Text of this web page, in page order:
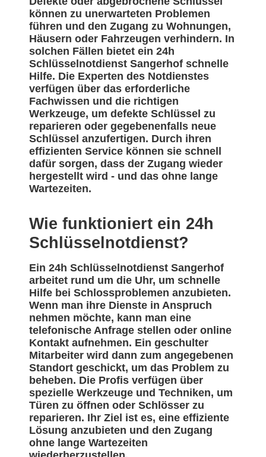
können zu unerwarteten Problemen
führen und den Zugang zu Wohnungen,
Häusern oder Fahrzeugen verhindern. In
solchen Fällen bietet ein 24h
Schlüsselnotdienst Sangerhof schnelle
Hilfe. Die Experten des Notdienstes
verfügen über das erforderliche
Fachwissen und die richtigen
Werkzeuge, um defekte Schlüssel zu
reparieren oder gegebenenfalls neue
Schlüssel anzufertigen. Durch ihren
effizienten Service können sie schnell
dafür sorgen, dass der Zugang wieder
hergestellt wird - und das ohne lange
Wartezeiten.
Wie funktioniert ein 24h
Schlüsselnotdienst?
Ein 24h Schlüsselnotdienst Sangerhof
arbeitet rund um die Uhr, um schnelle
Hilfe bei Schlossproblemen anzubieten.
Wenn man ihre Dienste in Anspruch
nehmen möchte, kann man eine
telefonische Anfrage stellen oder online
Kontakt aufnehmen. Ein geschulter
Mitarbeiter wird dann zum angegebenen
Standort geschickt, um das Problem zu
beheben. Die Profis verfügen über
spezielle Werkzeuge und Techniken, um
Türen zu öffnen oder Schlösser zu
reparieren. Ihr Ziel ist es, eine effiziente
Lösung anzubieten und den Zugang
ohne lange Wartezeiten